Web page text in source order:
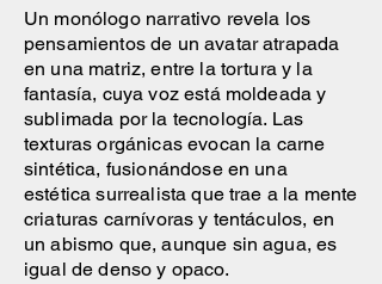
Un monólogo narrativo revela los
pensamientos de un avatar atrapada
en una matriz, entre la tortura y la
fantasía, cuya voz está moldeada y
sublimada por la tecnología. Las
texturas orgánicas evocan la carne
sintética, fusionándose en una
estética surrealista que trae a la mente
criaturas carnívoras y tentáculos, en
un abismo que, aunque sin agua, es
igual de denso y opaco.